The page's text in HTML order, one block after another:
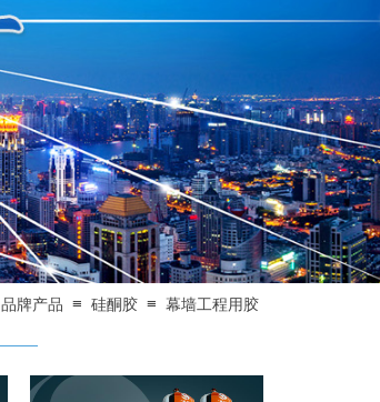
品牌产品 ≡ 硅酮胶 ≡ 幕墙工程用胶